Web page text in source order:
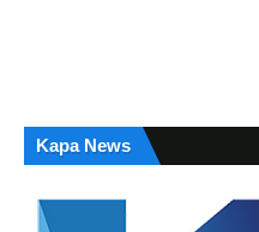
Kapa News